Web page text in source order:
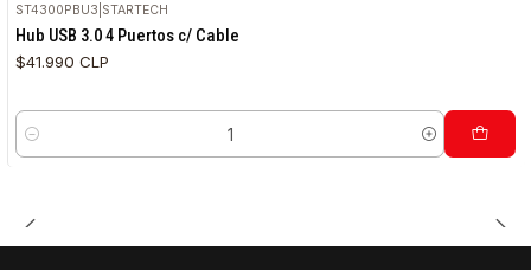
ST4300PBU3 STARTECH
Hub USB 3.0 4 Puertos c/ Cable
$41.990 CLP
Cantidad